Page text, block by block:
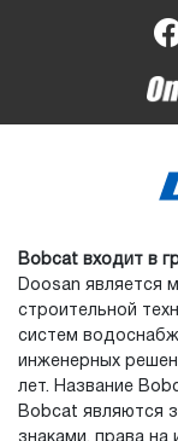
Bobcat входит в
Doosan является
строительной
систем
инженерных
лет. Название
Bobcat являются
знаками, права на